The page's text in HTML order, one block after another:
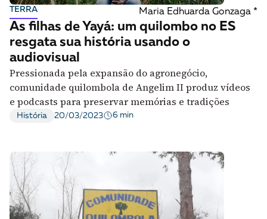
TERRA Maria Edhuarda Gonzaga *
As filhas de Yayá: um quilombo no ES
resgata sua história usando o
audiovisual
Pressionada pela expansão do agronegócio,
comunidade quilombola de Angelim II produz vídeos
e podcasts para preservar memórias e tradições
História 20/03/2023 6 min